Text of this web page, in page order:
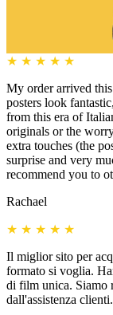
★ ★ ★ ★ ★
My order arrived
posters look
from this era of
originals or the
extra touches (the
surprise and very
recommend you to
Rachael
★ ★ ★ ★ ★
Il miglior sito per
formato si voglia.
di film unica. Siamo
dall'assistenza clienti.